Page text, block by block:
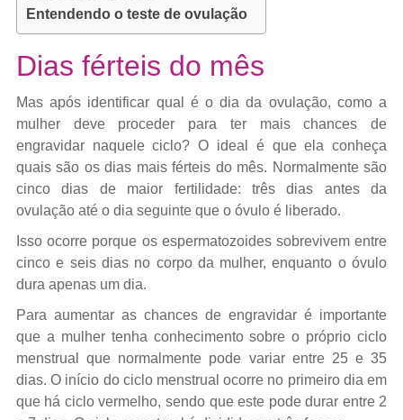
Entendendo o teste de ovulação
Dias férteis do mês
Mas após identificar qual é o dia da ovulação, como a
mulher deve proceder para ter mais chances de
engravidar naquele ciclo? O ideal é que ela conheça
quais são os dias mais férteis do mês. Normalmente são
cinco dias de maior fertilidade: três dias antes da
ovulação até o dia seguinte que o óvulo é liberado.
Isso ocorre porque os espermatozoides sobrevivem entre
cinco e seis dias no corpo da mulher, enquanto o óvulo
dura apenas um dia.
Para aumentar as chances de engravidar é importante
que a mulher tenha conhecimento sobre o próprio ciclo
menstrual que normalmente pode variar entre 25 e 35
dias. O início do ciclo menstrual ocorre no primeiro dia em
que há ciclo vermelho, sendo que este pode durar entre 2